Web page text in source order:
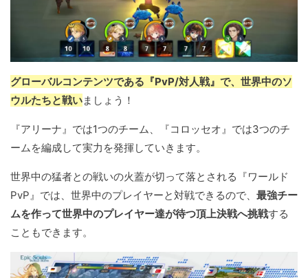
グローバルコンテンツである『PvP/対人戦』で、世界中のソ
ウルたちと戦いましょう！
『アリーナ』では1つのチーム、『コロッセオ』では3つのチ
ームを編成して実力を発揮していきます。
世界中の猛者との戦いの火蓋が切って落とされる『ワールド
PvP』では、世界中のプレイヤーと対戦できるので、 最強チー
ムを作って世界中のプレイヤー達が待つ頂上決戦へ挑戦する
こともできます。